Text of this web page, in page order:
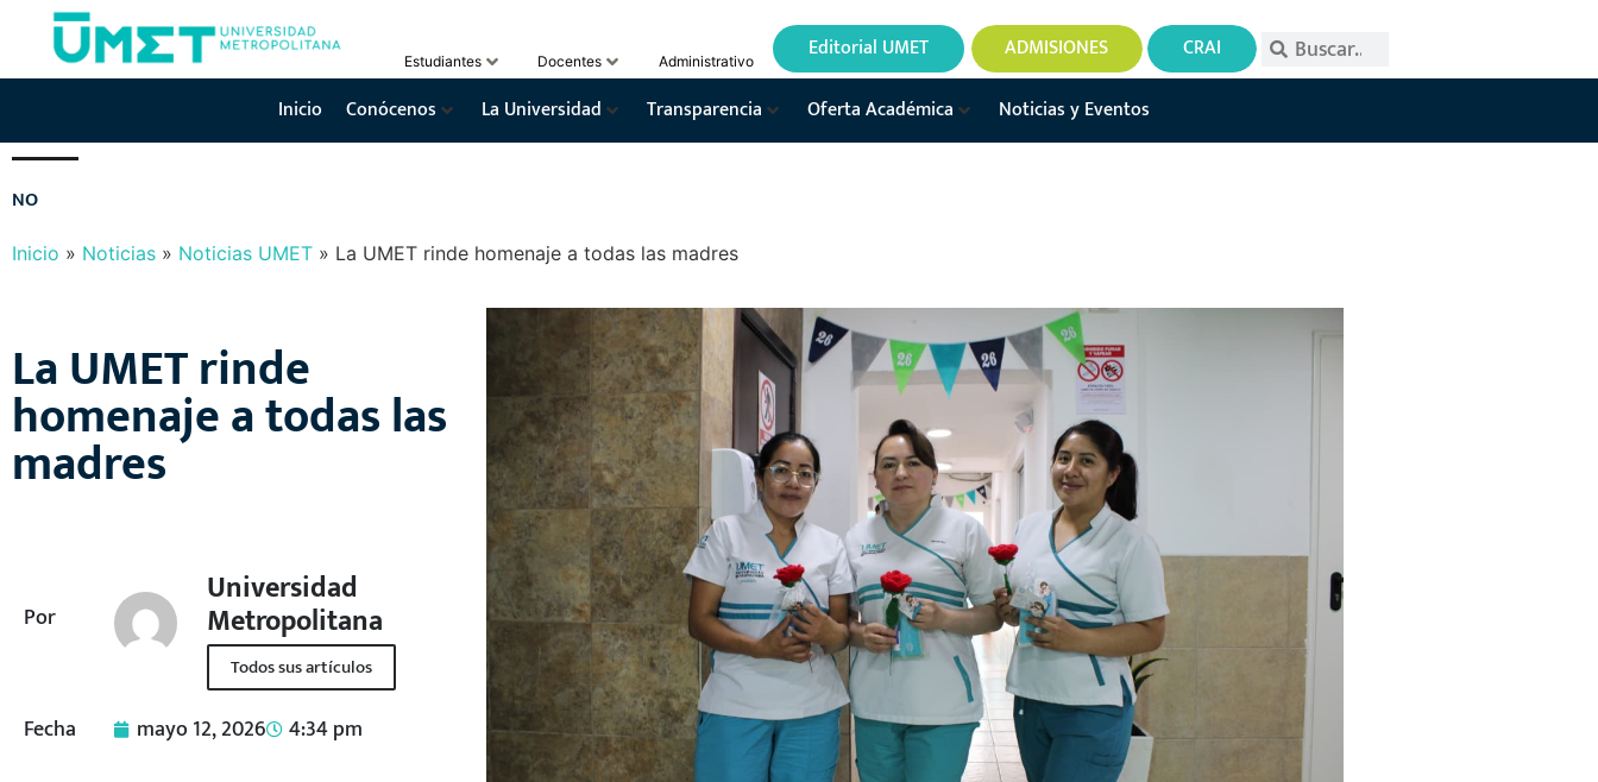
Estudiantes Docentes Administrativo Editorial UMET ADMISIONES
CRAI
Inicio
Conócenos La Universidad Transparencia Oferta Académica Noticias y Eventos
NO
Inicio » Noticias » Noticias UMET » La UMET rinde homenaje a todas las madres
La UMET rinde
homenaje a todas las
madres
Por
Universidad
Metropolitana
Todos sus artículos
Fecha mayo 12, 2026 4:34 pm